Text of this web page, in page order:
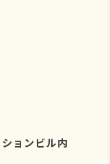
ョンビル内